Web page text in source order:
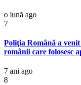
o lună ago
7
Poliţia Română a
românii care folosesc
7 ani ago
8